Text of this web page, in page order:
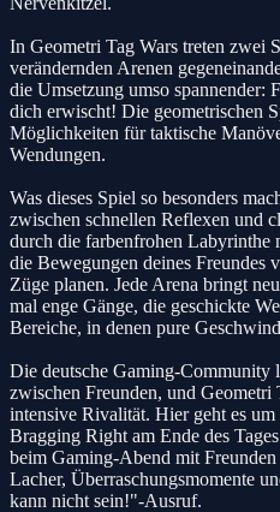
In Geometri Tag Wars treten zwei
verändernden Arenen
die Umsetzung umso spannender:
dich erwischt! Die geometrischen
Möglichkeiten für taktische
Wendungen.
Was dieses Spiel so besonders
zwischen schnellen Reflexen und
durch die farbenfrohen Labyrinthe
die Bewegungen deines Freundes
Züge planen. Jede Arena bringt
mal enge Gänge, die geschickte
Bereiche, in denen pure
Die deutsche Gaming-Community
zwischen Freunden, und Geometri
intensive Rivalität. Hier geht es
Bragging Right am Ende des
beim Gaming-Abend mit
Lacher, Überraschungsmomente
kann nicht sein!"-Ausruf.